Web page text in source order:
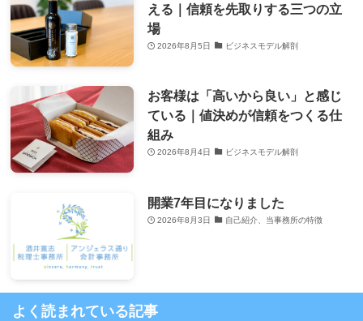
える｜信頼を先取りする三つの立
場
2026年8月5日 ビジネスモデル解剖
お客様は「高いから良い」と感じ
ている｜値決めが信頼をつくる仕
組み
2026年8月4日 ビジネスモデル解剖
開業7年目になりました
2026年8月3日 自己紹介、当事務所の特徴
よく読まれている記事